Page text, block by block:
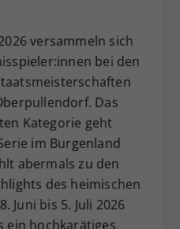
versammeln sich
bei den
Das
Kategorie geht
im Burgenland
abermals zu den
des heimischen
Juni bis 5. Juli 2026
ein hochkarätiges